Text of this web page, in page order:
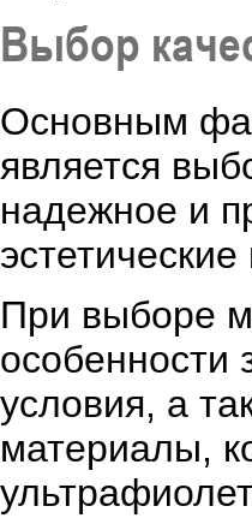
Выбор
Основным
является
надежное и
При выборе
особенности
условия, а
материалы,